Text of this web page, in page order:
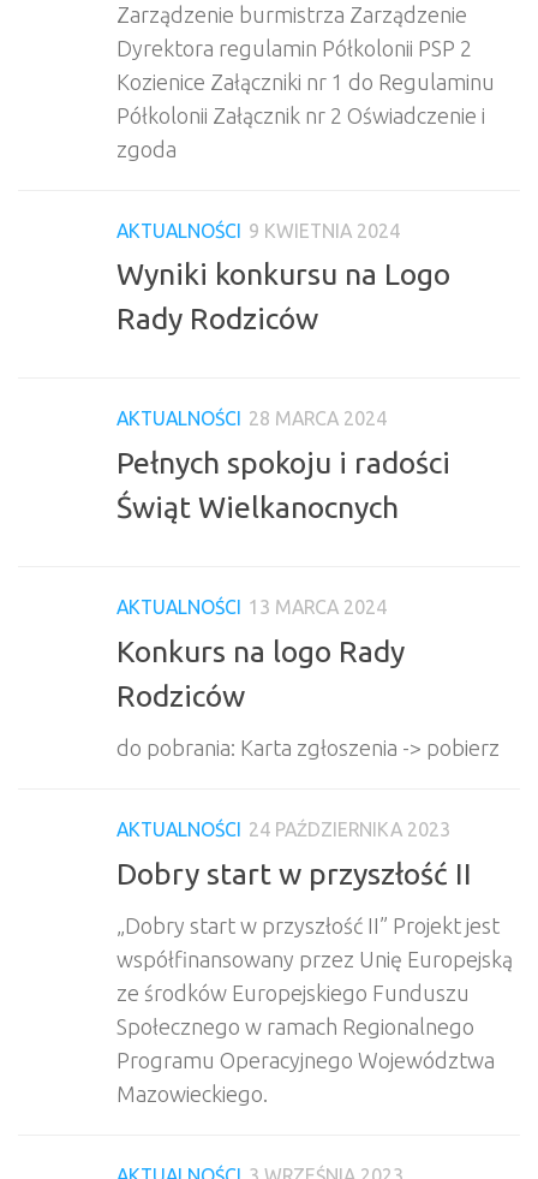
Zarządzenie burmistrza Zarządzenie
Dyrektora regulamin Półkolonii PSP 2
Kozienice Załączniki nr 1 do Regulaminu
Półkolonii Załącznik nr 2 Oświadczenie i
zgoda
AKTUALNOŚCI 9 KWIETNIA 2024
Wyniki konkursu na Logo
Rady Rodziców
AKTUALNOŚCI 28 MARCA 2024
Pełnych spokoju i radości
Świąt Wielkanocnych
AKTUALNOŚCI 13 MARCA 2024
Konkurs na logo Rady
Rodziców
do pobrania: Karta zgłoszenia -> pobierz
AKTUALNOŚCI 24 PAŹDZIERNIKA 2023
Dobry start w przyszłość II
„Dobry start w przyszłość II” Projekt jest
współfinansowany przez Unię Europejską
ze środków Europejskiego Funduszu
Społecznego w ramach Regionalnego
Programu Operacyjnego Województwa
Mazowieckiego.